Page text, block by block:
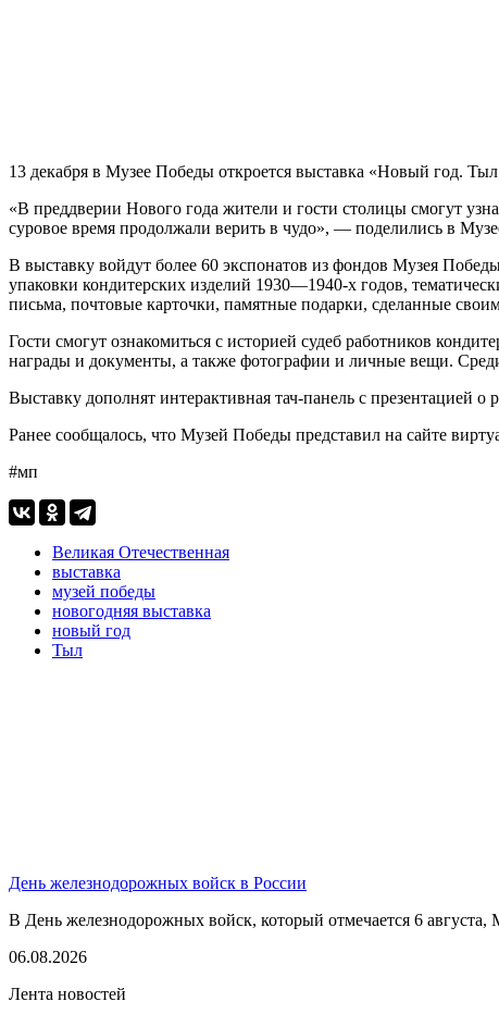
13 декабря в Музее Победы откроется выставка «Новый год.
«В преддверии Нового года жители и гости столицы смогут
суровое время продолжали верить в чудо», — поделились в
В выставку войдут более 60 экспонатов из фондов Музея
упаковки кондитерских изделий 1930—1940-х годов,
письма, почтовые карточки, памятные подарки, сделанные
Гости смогут ознакомиться с историей судеб работников
награды и документы, а также фотографии и личные вещи.
Выставку дополнят интерактивная тач-панель с
Ранее сообщалось, что Музей Победы представил на сайте
#мп
Великая Отечественная
выставка
музей победы
новогодняя выставка
новый год
Тыл
День железнодорожных войск в России
В День железнодорожных войск, который отмечается 6
06.08.2026
Лента новостей